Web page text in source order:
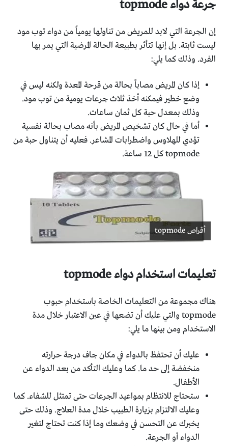
جرعة دواء topmode
إن الجرعة التي لابد للمريض من تناولها يومياً من دواء توب مود
ليست ثابتة. بل إنها تتأثر بطبيعة الحالة المرضية التي يمر بها
الفرد. وذلك كما يلي:
إذا كان المريض مصاباً بحالة من قرحة المعدة ولكنه ليس في
وضع خطير فيمكنه أخذ ثلاث جرعات يومية من توب مود.
وذلك بمعدل حبة كل ثمان ساعات.
أما في حال كان تشخيص المريض بأنه مصاب بحالة نفسية
تؤدي للهلاوس واضطرابات المشاعر. فعليه أن يتناول حبة من
topmode كل 12 ساعة.
أقراص topmode
تعليمات استخدام دواء topmode
هناك مجموعة من التعليمات الخاصة باستخدام حبوب
topmode والتي عليك أن تضعها في عين الاعتبار خلال مدة
الاستخدام ومن بينها ما يلي:
عليك أن تحتفظ بالدواء في مكان جاف درجة حرارته
منخفضة إلى حد ما. كما وعليك التأكد من بعد الدواء عن
الأطفال.
ستحتاج للانتظام بمواعيد الجرعات حتى تمتثل للشفاء. كما
وعليك الالتزام بزيارة الطبيب خلال مدة العلاج. وذلك حتى
يخبرك عن التحسن في وضعك وما إذا كنت تحتاج لتغير
الدواء أو الجرعة.